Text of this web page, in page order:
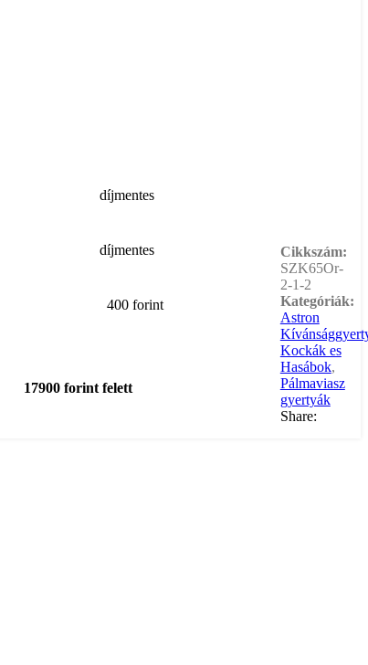
díjmentes
díjmentes
400 forint
17900 forint felett
Cikkszám:
SZK65Or-
2-1-2
Kategóriák:
Astron
Kockák es
Hasábok,
Pálmaviasz
gyertyák
Share: